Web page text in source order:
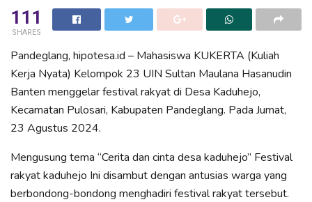
111
SHARES
Pandeglang, hipotesa.id – Mahasiswa KUKERTA (Kuliah
Kerja Nyata) Kelompok 23 UIN Sultan Maulana Hasanudin
Banten menggelar festival rakyat di Desa Kaduhejo,
Kecamatan Pulosari, Kabupaten Pandeglang. Pada Jumat,
23 Agustus 2024.
Mengusung tema “Cerita dan cinta desa kaduhejo” Festival
rakyat kaduhejo Ini disambut dengan antusias warga yang
berbondong-bondong menghadiri festival rakyat tersebut.